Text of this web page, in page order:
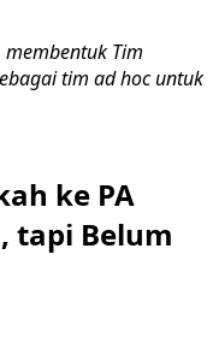
membentuk Tim
tim ad hoc untuk
ke PA
tapi Belum